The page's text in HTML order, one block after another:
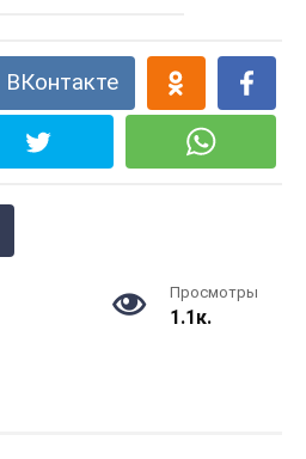
Просмотры
1.1к.